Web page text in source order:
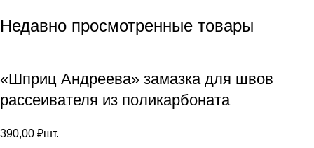
Недавно просмотренные товары
«Шприц Андреева» замазка для швов
рассеивателя из поликарбоната
390,00 ₽шт.